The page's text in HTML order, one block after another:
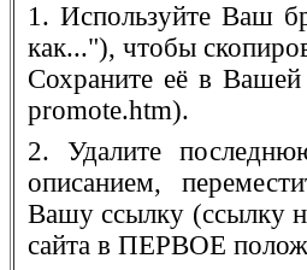
1. Используйте Ваш
как..."), чтобы
Сохраните её в
promote.htm).
2. Удалите
описанием,
Вашу ссылку (ссылку
сайта в ПЕРВОЕ